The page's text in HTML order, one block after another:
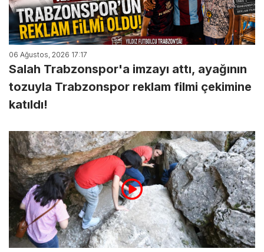
06 Ağustos, 2026 17:17
Salah Trabzonspor'a imzayı attı, ayağının
tozuyla Trabzonspor reklam filmi çekimine
katıldı!